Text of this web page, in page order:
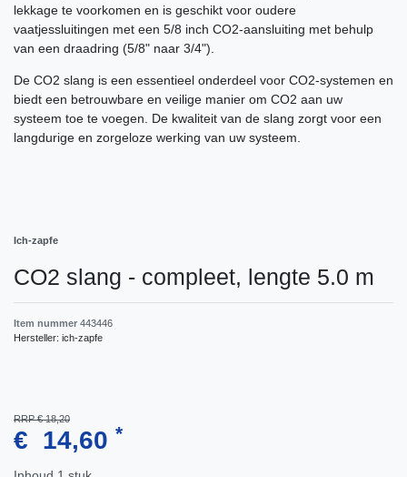
lekkage te voorkomen en is geschikt voor oudere
vaatjessluitingen met een 5/8 inch CO2-aansluiting met behulp
van een draadring (5/8" naar 3/4").
De CO2 slang is een essentieel onderdeel voor CO2-systemen en
biedt een betrouwbare en veilige manier om CO2 aan uw
systeem toe te voegen. De kwaliteit van de slang zorgt voor een
langdurige en zorgeloze werking van uw systeem.
Ich-zapfe
CO2 slang - compleet, lengte 5.0 m
Item nummer 443446
Hersteller: ich-zapfe
RRP € 18,20
€ 14,60 *